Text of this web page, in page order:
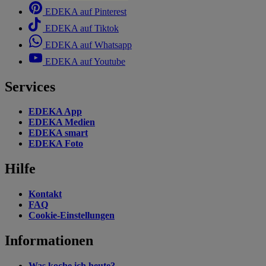
EDEKA auf Pinterest
EDEKA auf Tiktok
EDEKA auf Whatsapp
EDEKA auf Youtube
Services
EDEKA App
EDEKA Medien
EDEKA smart
EDEKA Foto
Hilfe
Kontakt
FAQ
Cookie-Einstellungen
Informationen